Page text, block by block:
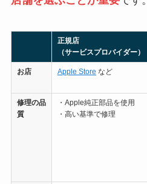
正規店
（サービスプロバイダー）
お店 Apple Store など
修理の品
質
・Apple純正部品を使用
・高い基準で修理